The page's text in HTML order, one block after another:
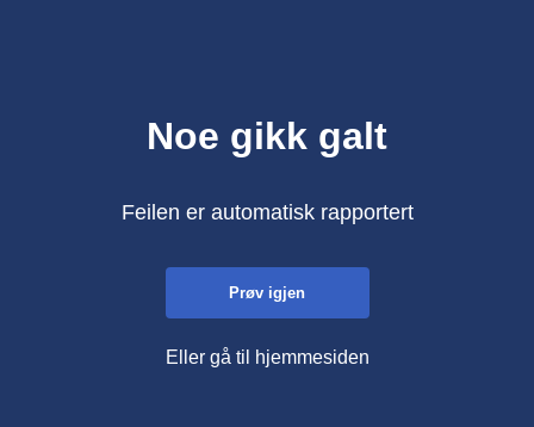
Noe gikk galt
Feilen er automatisk rapportert
Prøv igjen
Eller gå til hjemmesiden